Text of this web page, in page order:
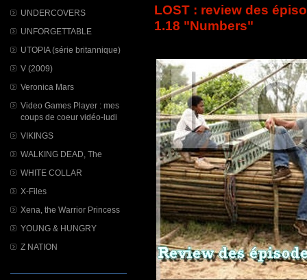
UNDERCOVERS
UNFORGETTABLE
UTOPIA (série britannique)
V (2009)
Veronica Mars
Video Games Player : mes
coups de coeur vidéo-ludi
VIKINGS
WALKING DEAD, The
WHITE COLLAR
X-Files
Xena, the Warrior Princess
YOUNG & HUNGRY
Z NATION
LOST : review des
1.18 "Numbers"